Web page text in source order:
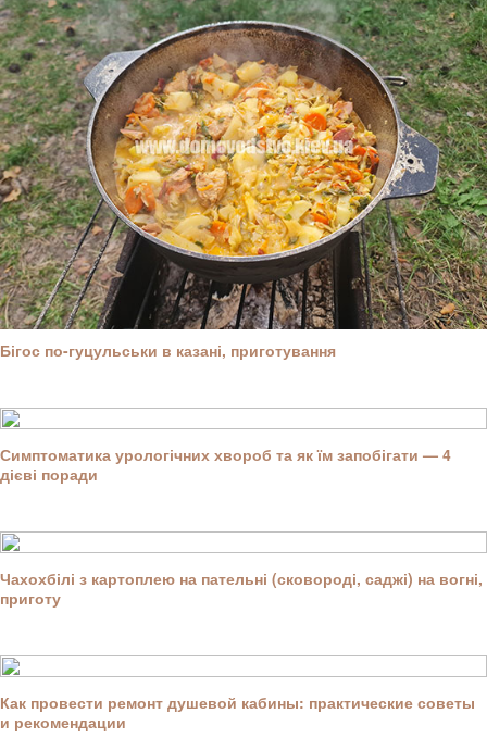
Бігос по-гуцульськи в казані, приготування
Симптоматика урологічних хвороб та як їм запобігати — 4
дієві поради
Чахохбілі з картоплею на пательні (сковороді, саджі) на вогні,
приготу
Как провести ремонт душевой кабины: практические советы
и рекомендации